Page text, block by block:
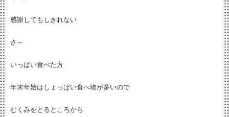
感謝してもしきれない
さ～
いっぱい食べた方
年末年始はしょっぱい食べ物が多いので
むくみをとるところから